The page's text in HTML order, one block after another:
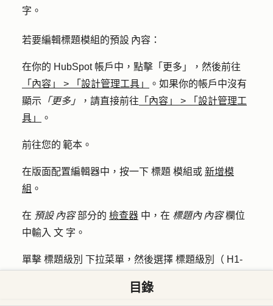
字。
若要編輯標題模組的預設 內容：
在你的 HubSpot 帳戶中，點擊 「更多」
，然後前往
「內容」
> 「設計管理工具」
。如果你的帳戶中沒有
顯示 「更多」 ，請直接前往 「內容」 >
「設計管理工
具」
。
前往您的 範本。
在版面配置編輯器中，按一下 標題 模組或 新增模
組 。
在 預設 內容部分的 檢查器 中，在 標題內 內容欄位
中輸入 文 字。
單擊 標題級別 下拉菜單，然後選擇 標題級別（ H1-
目錄